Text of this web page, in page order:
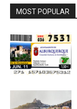
MOST POPULAR